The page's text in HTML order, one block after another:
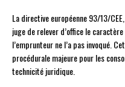
La directive européenne 93/13/
juge de relever d’office le
l’emprunteur ne l’a pas invoqué.
procédurale majeure pour les
technicité juridique.